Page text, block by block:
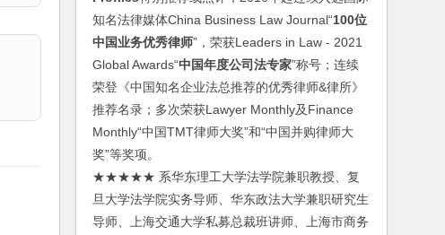
知名法律媒体China Business Law Journal“100位
中国业务优秀律师”，荣获Leaders in Law - 2021
Global Awards“中国年度公司法专家”称号；连续
荣登《中国知名企业法总推荐的优秀律师&律所》
推荐名录；多次荣获Lawyer Monthly及Finance
Monthly“中国TMT律师大奖”和“中国并购律师大
奖”等奖项。
★★★★★ 系华东理工大学法学院兼职教授、复
旦大学法学院实务导师、华东政法大学兼职研究生
导师、上海交通大学私募总裁班讲师、上海市商务